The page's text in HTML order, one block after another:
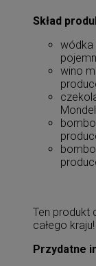
Skład
wódka
wino
Ten produkt
całego kraju!
Przydatne